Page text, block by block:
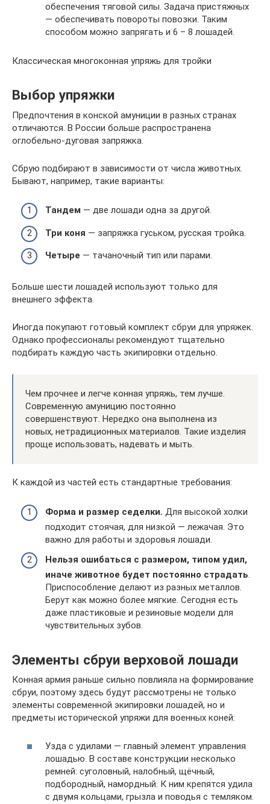
обеспечения тяговой силы. Задача пристяжных
— обеспечивать повороты повозки. Таким
способом можно запрягать и 6 – 8 лошадей.
Классическая многоконная упряжь для тройки
Выбор упряжки
Предпочтения в конской амуниции в разных странах
отличаются. В России больше распространена
оглобельно-дуговая запряжка.
Сбрую подбирают в зависимости от числа животных.
Бывают, например, такие варианты:
Тандем — две лошади одна за другой.
Три коня — запряжка гуськом, русская тройка.
Четыре — тачаночный тип или парами.
Больше шести лошадей используют только для
внешнего эффекта.
Иногда покупают готовый комплект сбруи для упряжек.
Однако профессионалы рекомендуют тщательно
подбирать каждую часть экипировки отдельно.
Чем прочнее и легче конная упряжь, тем лучше.
Современную амуницию постоянно
совершенствуют. Нередко она выполнена из
новых, нетрадиционных материалов. Такие изделия
проще использовать, надевать и мыть.
К каждой из частей есть стандартные требования:
Форма и размер седелки. Для высокой холки
подходит стоячая, для низкой — лежачая. Это
важно для работы и здоровья лошади.
Нельзя ошибаться с размером, типом удил,
иначе животное будет постоянно страдать.
Приспособление делают из разных металлов.
Берут как можно более мягкие. Сегодня есть
даже пластиковые и резиновые модели для
чувствительных зубов.
Элементы сбруи верховой лошади
Конная армия раньше сильно повлияла на формирование
сбруи, поэтому здесь будут рассмотрены не только
элементы современной экипировки лошадей, но и
предметы исторической упряжи для военных коней:
Узда с удилами — главный элемент управления
лошадью. В составе конструкции несколько
ремней: суголовный, налобный, щёчный,
подбородный, намордный. К ним крепятся удила
с двумя кольцами, грызла и поводья с темляком.